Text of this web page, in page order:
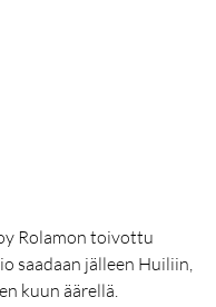
Rolamon toivottu
saadaan jälleen Huiliin,
kuun äärellä.